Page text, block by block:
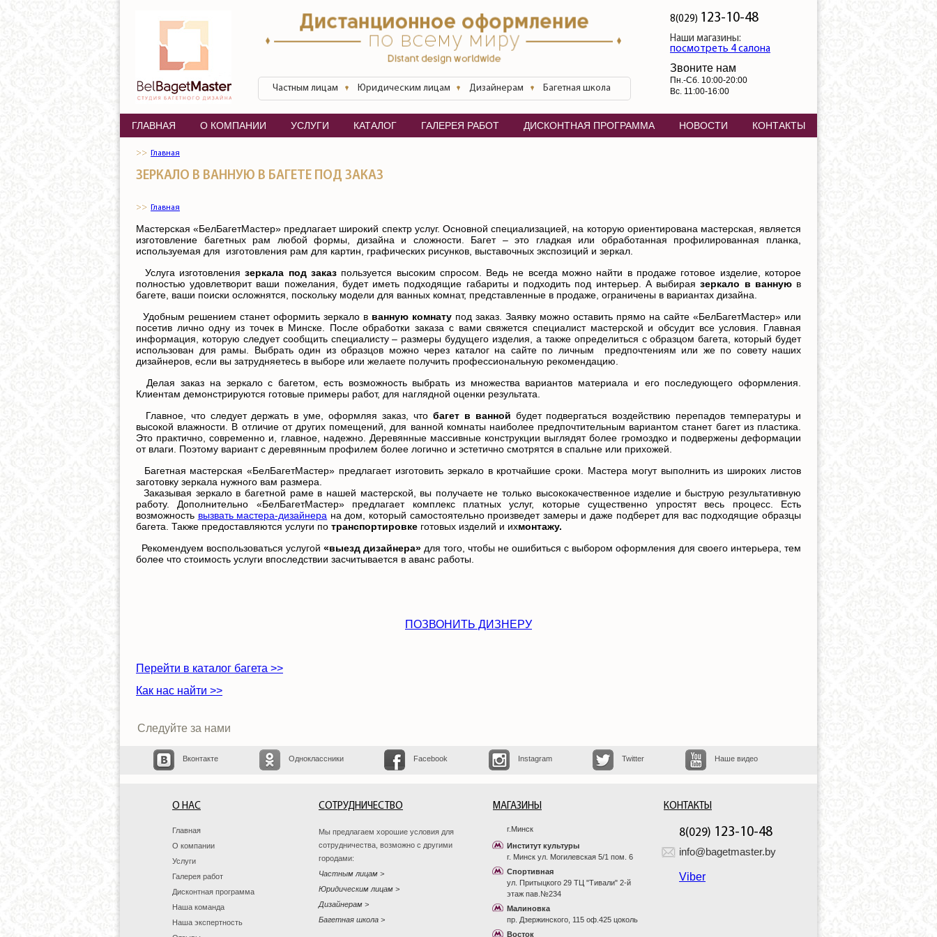
БелБагетМастер
Частным лицам Юридическим лицам Дизайнерам Багетная школа
8(029) 123-10-48
Наши магазины:
посмотреть 4 салона
Звоните нам
Пн.-Сб. 10:00-20:00
Вс. 11:00-16:00
ГЛАВНАЯ О КОМПАНИИ УСЛУГИ КАТАЛОГ ГАЛЕРЕЯ РАБОТ ДИСКОНТНАЯ ПРОГРАММА НОВОСТИ КОНТАКТЫ
Главная
ЗЕРКАЛО В ВАННУЮ В БАГЕТЕ ПОД ЗАКАЗ
Главная
Мастерская «БелБагетМастер» предлагает широкий спектр услуг. Основной специализацией, на которую ориентирована мастерская, является
изготовление багетных рам любой формы, дизайна и сложности. Багет – это гладкая или обработанная профилированная планка,
используемая для изготовления рам для картин, графических рисунков, выставочных экспозиций и зеркал.
Услуга изготовлениязеркала под заказпользуется высоким спросом. Ведь не всегда можно найти в продаже готовое изделие, которое
полностью удовлетворит ваши пожелания, будет иметь подходящие габариты и подходить под интерьер. А выбираязеркало в ваннуюв
багете, ваши поиски осложнятся, поскольку модели для ванных комнат, представленные в продаже, ограничены в вариантах дизайна.
Удобным решением станет оформить зеркало в ванную комнату под заказ. Заявку можно оставить прямо на сайте «БелБагетМастер» или
посетив лично одну из точек в Минске. После обработки заказа с вами свяжется специалист мастерской и обсудит все условия. Главная
информация, которую следует сообщить специалисту – размеры будущего изделия, а также определиться с образцом багета, который будет
использован для рамы. Выбрать один из образцов можно через каталог на сайте по личным предпочтениям или же по совету наших
дизайнеров, если вы затрудняетесь в выборе или желаете получить профессиональную рекомендацию.
Делая заказ на зеркало с багетом, есть возможность выбрать из множества вариантов материала и его последующего оформления.
Клиентам демонстрируются готовые примеры работ, для наглядной оценки результата.
Главное, что следует держать в уме, оформляя заказ, что багет в ванной будет подвергаться воздействию перепадов температуры и
высокой влажности. В отличие от других помещений, для ванной комнаты наиболее предпочтительным вариантом станет багет из пластика.
Это практично, современно и, главное, надежно. Деревянные массивные конструкции выглядят более громоздко и подвержены деформации
от влаги. Поэтому вариант с деревянным профилем более логично и эстетично смотрятся в спальне или прихожей.
Багетная мастерская «БелБагетМастер» предлагает изготовить зеркало в кротчайшие сроки. Мастера могут выполнить из широких листов
заготовку зеркала нужного вам размера.
Заказывая зеркало в багетной раме в нашей мастерской, вы получаете не только высококачественное изделие и быструю результативную
работу. Дополнительно «БелБагетМастер» предлагает комплекс платных услуг, которые существенно упростят весь процесс. Есть
возможность вызвать мастера-дизайнера на дом, который самостоятельно произведет замеры и даже подберет для вас подходящие образцы
багета. Также предоставляются услуги по транспортировке готовых изделий и ихмонтажу.
Рекомендуем воспользоваться услугой «выезд дизайнера» для того, чтобы не ошибиться с выбором оформления для своего интерьера, тем
более что стоимость услуги впоследствии засчитывается в аванс работы.
ПОЗВОНИТЬ ДИЗНЕРУ
Перейти в каталог багета >>
Как нас найти >>
Следуйте за нами
Вконтакте Одноклассники Facebook Instagram Twitter Наше видео
О НАС
Главная
О компании
Услуги
Галерея работ
Дисконтная программа
Наша команда
Наша экспертность
СОТРУДНИЧЕСТВО
Мы предлагаем хорошие условия для
сотрудничества, возможно с другими
городами:
Частным лицам
Юридическим лицам
Дизайнерам
Багетная школа
МАГАЗИНЫ
г.Минск
Институт культуры
г. Минск ул. Могилевская 5/1 пом. 6
Спортивная
ул. Притыцкого 29 ТЦ "Тивали" 2-й
этаж пав.№234
Малиновка
пр. Дзержинского, 115 оф.425 цоколь
Восток
КОНТАКТЫ
8(029) 123-10-48
info@bagetmaster.by
Viber